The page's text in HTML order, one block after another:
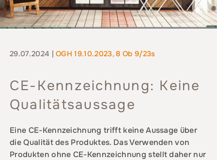
29.07.2024 |OGH 19.10.2023, 8 Ob 9/23s
CE-Kennzeichnung: Keine
Qualitätsaussage
Eine CE-Kennzeichnung trifft keine Aussage über
die Qualität des Produktes. Das Verwenden von
Produkten ohne CE-Kennzeichnung stellt daher nur